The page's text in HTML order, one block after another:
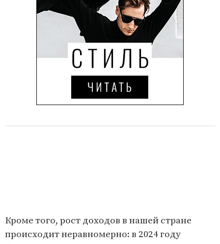
Кроме того, рост доходов в нашей стране
происходит неравномерно: в 2024 году